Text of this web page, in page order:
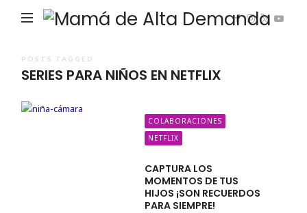
POSTS TAGGED
SERIES PARA NIÑOS EN NETFLIX
COLABORACIONES
NETFLIX
CAPTURA LOS
MOMENTOS DE TUS
HIJOS ¡SON RECUERDOS
PARA SIEMPRE!